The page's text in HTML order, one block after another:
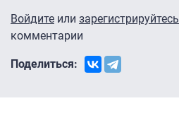
Войдите или зарегистрируйтесь
комментарии
Поделиться: